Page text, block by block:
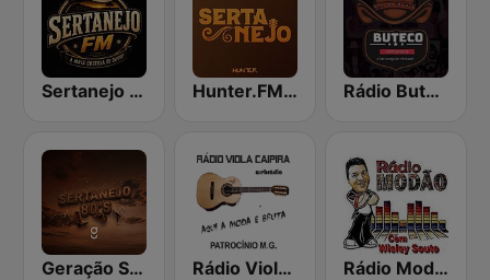
Sertanejo FM Hunter.FM - Sertanejo Rádio Buteco Sertanejo
Geração Sertaneja Rádio Viola Caipira Rádio Modão